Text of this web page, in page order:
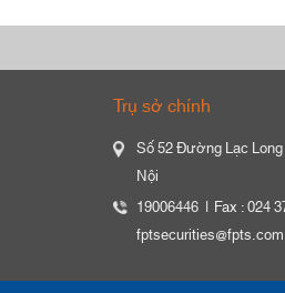
Trụ sở chính
Số 52 Đường Lạc
Nội
19006446
Fax : 024